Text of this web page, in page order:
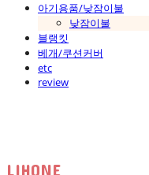
아기용품/낮잠이불
낮잠이불
블랭킷
베개/쿠션커버
etc
review
LIHONE